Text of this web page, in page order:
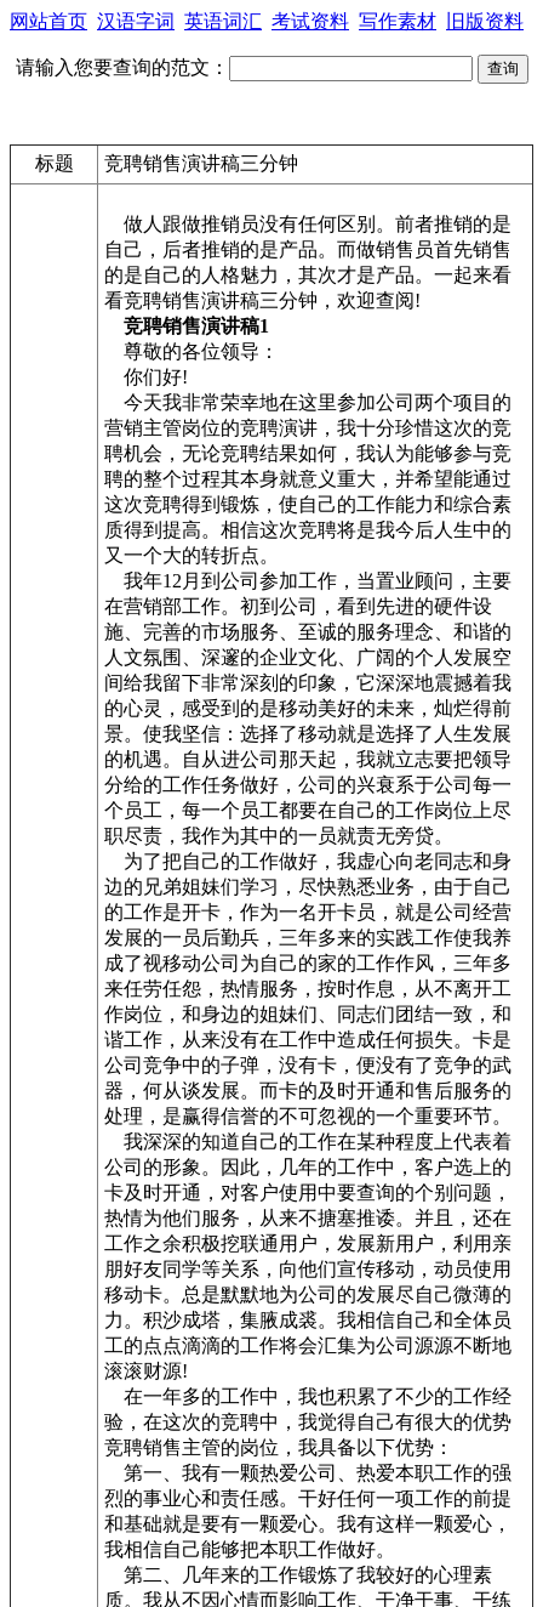
网站首页 汉语字词 英语词汇 考试资料 写作素材 旧版资料
请输入您要查询的范文：
标题 竞聘销售演讲稿三分钟
做人跟做推销员没有任何区别。前者推销的是
自己，后者推销的是产品。而做销售员首先销售
的是自己的人格魅力，其次才是产品。一起来看
看竞聘销售演讲稿三分钟，欢迎查阅!
竞聘销售演讲稿1
尊敬的各位领导：
你们好!
今天我非常荣幸地在这里参加公司两个项目的
营销主管岗位的竞聘演讲，我十分珍惜这次的竞
聘机会，无论竞聘结果如何，我认为能够参与竞
聘的整个过程其本身就意义重大，并希望能通过
这次竞聘得到锻炼，使自己的工作能力和综合素
质得到提高。相信这次竞聘将是我今后人生中的
又一个大的转折点。
我年12月到公司参加工作，当置业顾问，主要
在营销部工作。初到公司，看到先进的硬件设
施、完善的市场服务、至诚的服务理念、和谐的
人文氛围、深邃的企业文化、广阔的个人发展空
间给我留下非常深刻的印象，它深深地震撼着我
的心灵，感受到的是移动美好的未来，灿烂得前
景。使我坚信：选择了移动就是选择了人生发展
的机遇。自从进公司那天起，我就立志要把领导
分给的工作任务做好，公司的兴衰系于公司每一
个员工，每一个员工都要在自己的工作岗位上尽
职尽责，我作为其中的一员就责无旁贷。
为了把自己的工作做好，我虚心向老同志和身
边的兄弟姐妹们学习，尽快熟悉业务，由于自己
的工作是开卡，作为一名开卡员，就是公司经营
发展的一员后勤兵，三年多来的实践工作使我养
成了视移动公司为自己的家的工作作风，三年多
来任劳任怨，热情服务，按时作息，从不离开工
作岗位，和身边的姐妹们、同志们团结一致，和
谐工作，从来没有在工作中造成任何损失。卡是
公司竞争中的子弹，没有卡，便没有了竞争的武
器，何从谈发展。而卡的及时开通和售后服务的
处理，是赢得信誉的不可忽视的一个重要环节。
我深深的知道自己的工作在某种程度上代表着
公司的形象。因此，几年的工作中，客户选上的
卡及时开通，对客户使用中要查询的个别问题，
热情为他们服务，从来不搪塞推诿。并且，还在
工作之余积极挖联通用户，发展新用户，利用亲
朋好友同学等关系，向他们宣传移动，动员使用
移动卡。总是默默地为公司的发展尽自己微薄的
力。积沙成塔，集腋成裘。我相信自己和全体员
工的点点滴滴的工作将会汇集为公司源源不断地
滚滚财源!
在一年多的工作中，我也积累了不少的工作经
验，在这次的竞聘中，我觉得自己有很大的优势
竞聘销售主管的岗位，我具备以下优势：
第一、我有一颗热爱公司、热爱本职工作的强
烈的事业心和责任感。干好任何一项工作的前提
和基础就是要有一颗爱心。我有这样一颗爱心，
我相信自己能够把本职工作做好。
第二、几年来的工作锻炼了我较好的心理素
质。我从不因心情而影响工作、干净干事、干练